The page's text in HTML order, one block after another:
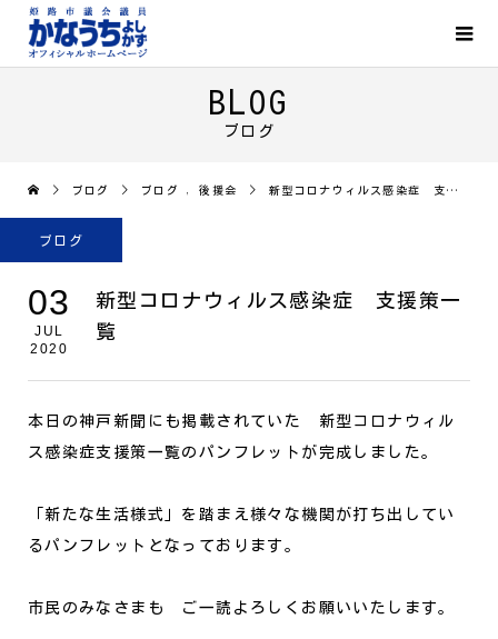
BLOG
ブログ
ブログ ブログ ,後援会 新型コロナウィルス感染症 支援策一覧
ブログ
03
JUL
2020
新型コロナウィルス感染症 支援策一
覧
本日の神戸新聞にも掲載されていた 新型コロナウィル
ス感染症支援策一覧のパンフレットが完成しました。
「新たな生活様式」を踏まえ様々な機関が打ち出してい
るパンフレットとなっております。
市民のみなさまも ご一読よろしくお願いいたします。